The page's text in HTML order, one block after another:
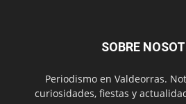
SOBRE
Periodismo en Valdeorras.
curiosidades, fiestas y